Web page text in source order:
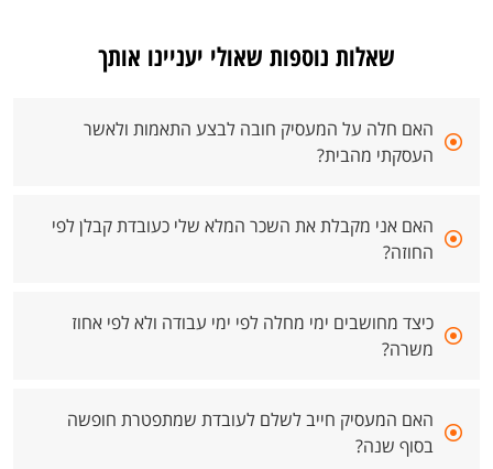
שאלות נוספות שאולי יעניינו אותך
האם חלה על המעסיק חובה לבצע התאמות ולאשר
העסקתי מהבית?
האם אני מקבלת את השכר המלא שלי כעובדת קבלן לפי
החוזה?
כיצד מחושבים ימי מחלה לפי ימי עבודה ולא לפי אחוז
משרה?
האם המעסיק חייב לשלם לעובדת שמתפטרת חופשה
בסוף שנה?